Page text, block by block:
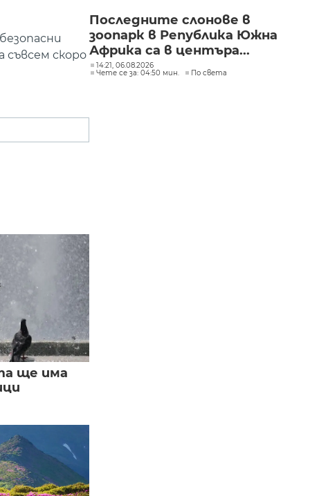
скоро
ще има
Последните слонове в
зоопарк в Република Южна
Африка са в центъра...
14:21, 06.08.2026
Чете се за: 04:50 мин.
По света